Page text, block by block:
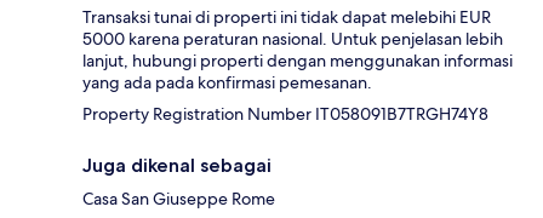
Transaksi tunai di properti ini tidak dapat melebihi EUR
5000 karena peraturan nasional. Untuk penjelasan lebih
lanjut, hubungi properti dengan menggunakan informasi
yang ada pada konfirmasi pemesanan.
Property Registration Number IT058091B7TRGH74Y8
Juga dikenal sebagai
Casa San Giuseppe Rome